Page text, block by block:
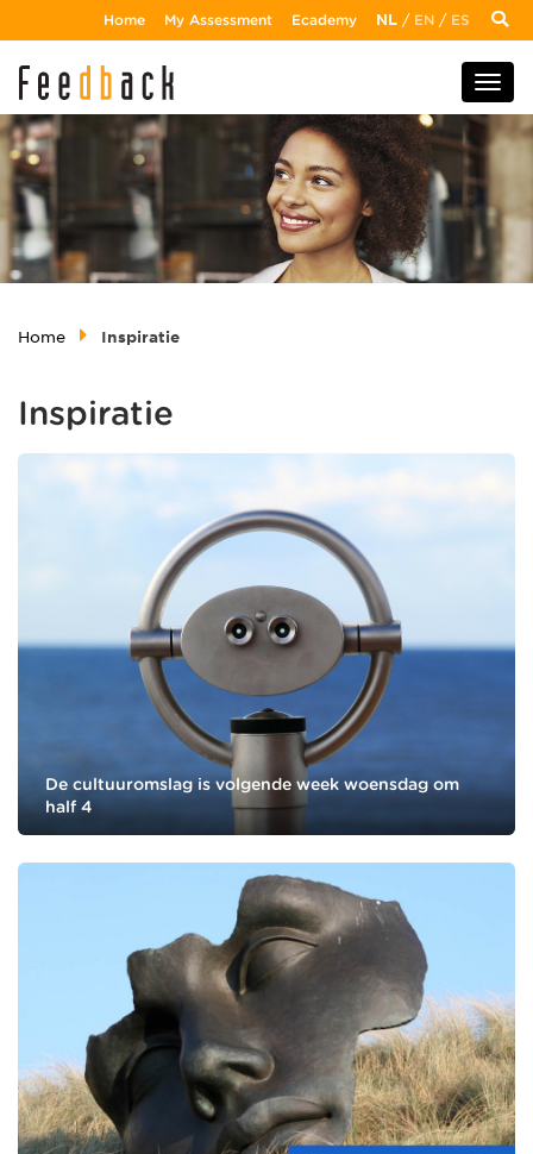
Home My Assessment Ecademy NL / EN / ES
Home Inspiratie
Inspiratie
De cultuuromslag is volgende week woensdag om
half 4